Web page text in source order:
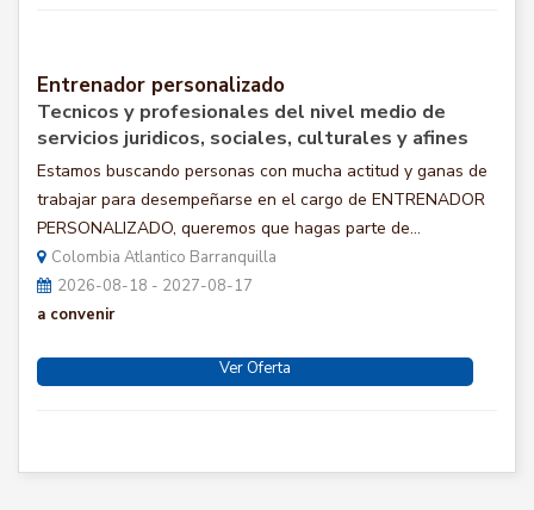
Entrenador personalizado
Tecnicos y profesionales del nivel medio de
servicios juridicos, sociales, culturales y afines
Estamos buscando personas con mucha actitud y ganas de
trabajar para desempeñarse en el cargo de ENTRENADOR
PERSONALIZADO, queremos que hagas parte de...
Colombia Atlantico Barranquilla
2026-08-18 - 2027-08-17
a convenir
Ver Oferta